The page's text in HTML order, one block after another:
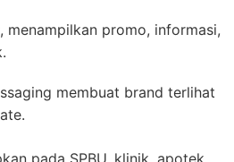
, menampilkan promo, informasi,
membuat brand terlihat
pada SPBU, klinik, apotek,